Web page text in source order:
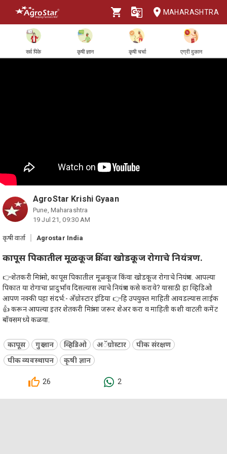
MAHARASHTRA
सर्व पिके कृषी ज्ञान कृषी चर्चा एग्री दुकान
AgroStar Krishi Gyaan
Pune, Maharashtra
19 Jul 21, 09:30 AM
कृषी वार्ता Agrostar India
कापूस पिकातील मूळकूज किंवा खोडकूज रोगाचे नियंत्रण.
👉शेतकरी मित्रांनो, कापूस पिकातील मूळकूज किंवा खोडकूज रोगाचे नियंत्रण. आपल्या
पिकात या रोगाचा प्रादुर्भाव दिसल्यास त्याचे नियंत्रण कसे करावे? यासाठी हा व्हिडिओ
आपण नक्की पहा संदर्भ:- अ‍ॅग्रोस्टार इंडिया 👉हि उपयुक्त माहिती आवडल्यास लाईक
👍 करून आपल्या इतर शेतकरी मित्रांना जरूर शेअर करा व माहिती कशी वाटली कमेंट
बॉक्समध्ये कळवा.
कापूस गुरु ज्ञान व्हिडिओ अॅग्रोस्टार
पीक संरक्षण
पीक व्यवस्थापन
कृषी ज्ञान
26 2